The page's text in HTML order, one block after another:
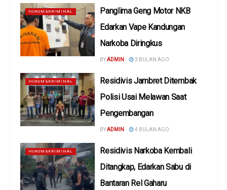
HUKUM&KRIMINAL
Panglima Geng Motor NKB
Edarkan Vape Kandungan
Narkoba Diringkus
BYADMIN 3 BULAN AGO
HUKUM&KRIMINAL
Residivis Jambret Ditembak
Polisi Usai Melawan Saat
Pengembangan
BYADMIN 4 BULAN AGO
HUKUM&KRIMINAL
Residivis Narkoba Kembali
Ditangkap, Edarkan Sabu di
Bantaran Rel Gaharu